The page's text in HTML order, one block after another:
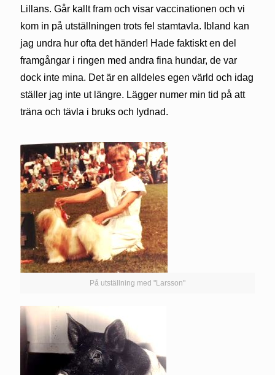
Lillans. Går kallt fram och visar vaccinationen och vi
kom in på utställningen trots fel stamtavla. Ibland kan
jag undra hur ofta det händer! Hade faktiskt en del
framgångar i ringen med andra fina hundar, de var
dock inte mina. Det är en alldeles egen värld och idag
ställer jag inte ut längre. Lägger numer min tid på att
träna och tävla i bruks och lydnad.
På utställning med "Larsson"